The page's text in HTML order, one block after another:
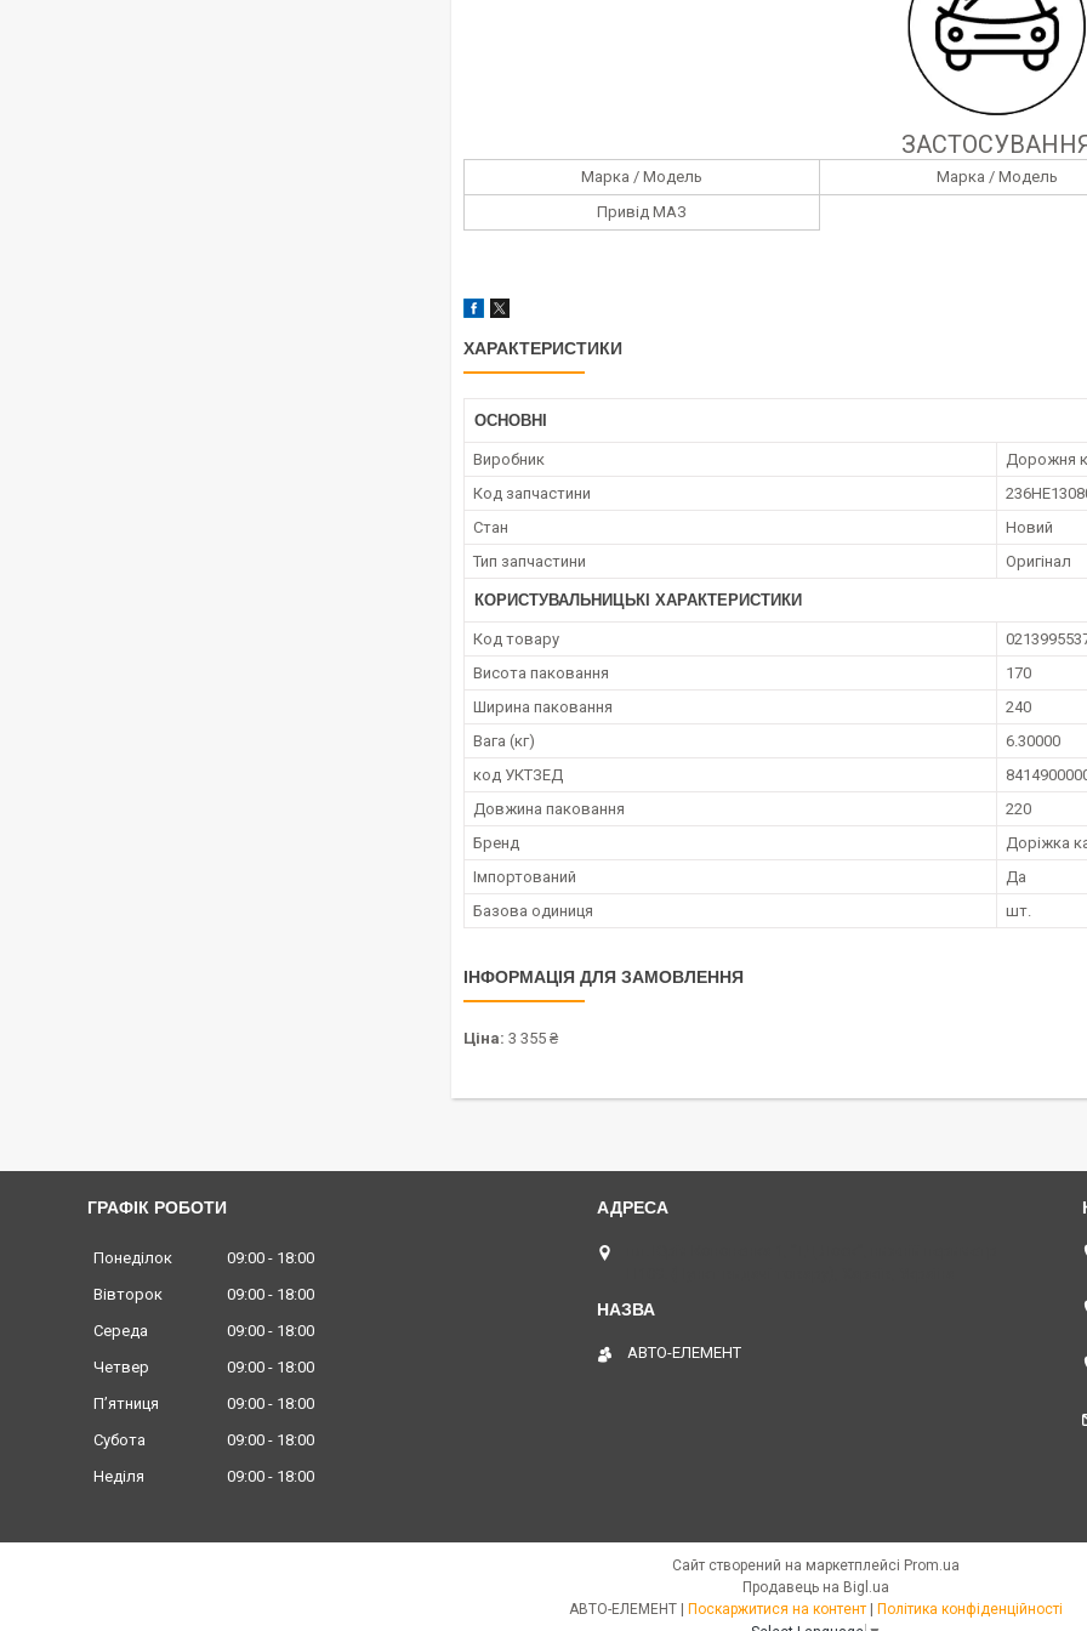
Марка / Модель
Марка / Модель
Привід МАЗ
ХАРАКТЕРИСТИКИ
ОСНОВНІ
Виробник
Дорожня
Код запчастини
Стан
Новий
Тип запчастини
Оригінал
КОРИСТУВАЛЬНИЦЬКІ ХАРАКТЕРИСТИКИ
Код товару
Висота паковання
170
Ширина паковання
240
Вага (кг)
6.30000
код УКТЗЕД
Довжина паковання
220
Бренд
Доріжка
Імпортований
Да
Базова одиниця
шт.
ІНФОРМАЦІЯ ДЛЯ ЗАМОВЛЕННЯ
Ціна: 3 355 ₴
ГРАФІК РОБОТИ
Понеділок 09:00
18:00
Вівторок
09:00
18:00
Середа
09:00
18:00
Четвер
09:00
18:00
Пʼятниця
09:00
18:00
Субота
09:00
18:00
Неділя
09:00 18:00
АВТО-ЕЛЕМЕНТ
Сайт створений на маркетплейсі Prom.ua
Продавець на Bigl.ua
Поскаржитися на контент
Політика конфіденційності